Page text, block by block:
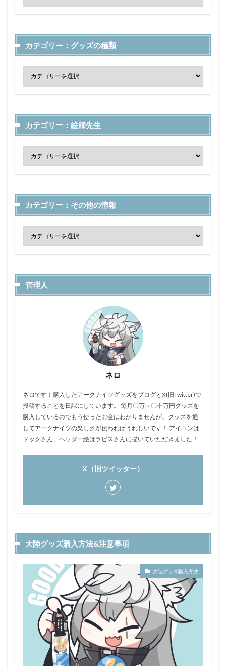
カテゴリー：グッズの種類
カテゴリー：絵師先生
カテゴリー：その他の情報
管理人
ネロ
ネロです！購入したアークナイツグッズをブログとX(旧Twitter)で
投稿することを日課にしています。 毎月〇万～〇十万円グッズを
購入しているのでもう使ったお金はわかりませんが、グッズを通
してアークナイツの楽しさが伝わればうれしいです！ アイコンは
ドッグさん、ヘッダー絵はラピスさんに描いていただきました！
X（旧ツイッター）
大陸グッズ購入方法&注意事項
大陸グッズ購入方法